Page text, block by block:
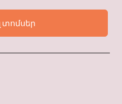
տոմսեր